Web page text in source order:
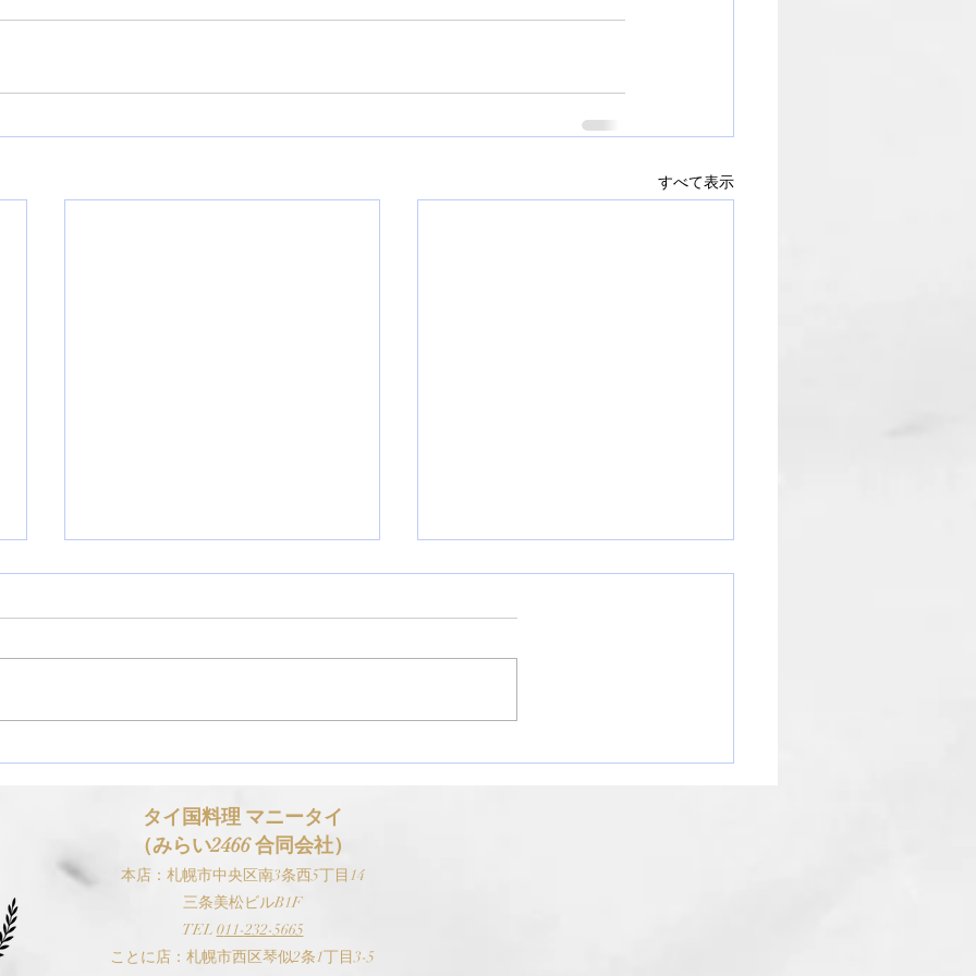
すべて表示
ールについて
タイ国料理 マニータイ
（みらい2466 合同会社）
本店：札幌市中央区南3条西5丁目14
三条美松ビルB1F
TEL 011-232-5665
​ことに店：札幌市西区琴似2条1丁目3-5